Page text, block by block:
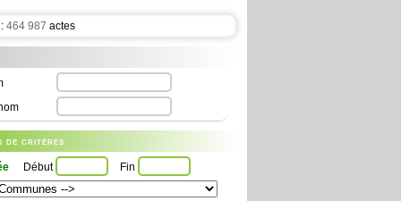
464 987 actes
de critères
Début Fin